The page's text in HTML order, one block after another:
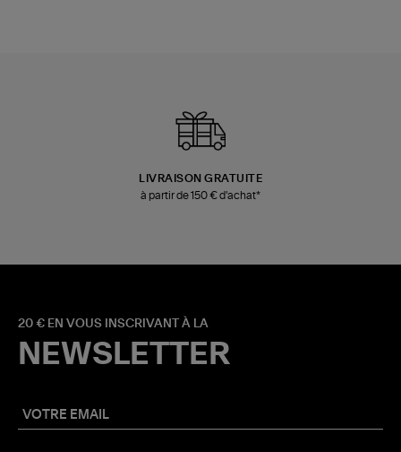
LIVRAISON GRATUITE
à partir de 150 € d'achat*
20 € EN VOUS INSCRIVANT À LA
NEWSLETTER